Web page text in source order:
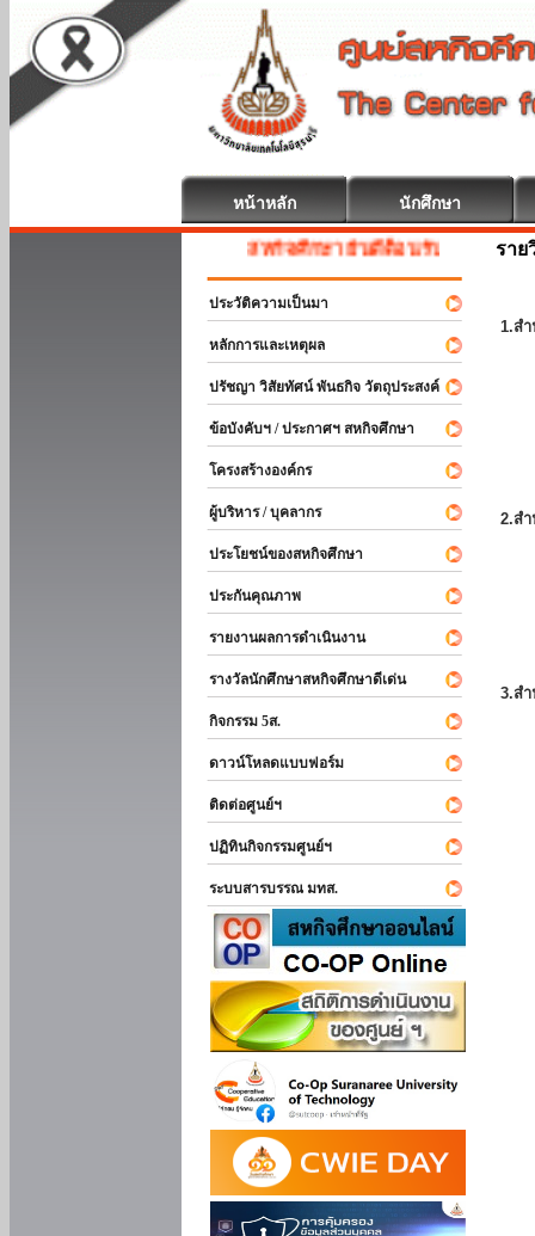
หน้าหลัก นักศึกษา
สหกิจศึกษา ยินดีต้อนรับ
ประวัติความเป็นมา
หลักการและเหตุผล
ปรัชญา วิสัยทัศน์ พันธกิจ วัตถุประสงค์
ข้อบังคับฯ / ประกาศฯ สหกิจศึกษา
โครงสร้างองค์กร
ผู้บริหาร / บุคลากร
ประโยชน์ของสหกิจศึกษา
ประกันคุณภาพ
รายงานผลการดำเนินงาน
รางวัลนักศึกษาสหกิจศึกษาดีเด่น
กิจกรรม 5ส.
ดาวน์โหลดแบบฟอร์ม
ติดต่อศูนย์ฯ
ปฏิทินกิจกรรมศูนย์ฯ
ระบบสารบรรณ มทส.
ราย
1.ส
2.ส
3.ส